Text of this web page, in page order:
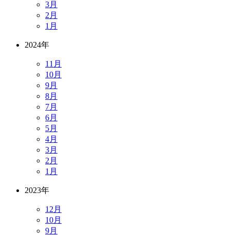
3月
2月
1月
2024年
11月
10月
9月
8月
7月
6月
5月
4月
3月
2月
1月
2023年
12月
10月
9月